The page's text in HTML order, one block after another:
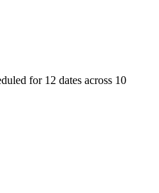
for 12 dates across 10